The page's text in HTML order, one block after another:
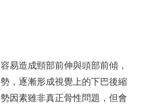
易造成頸部前伸與頭部前傾，
，逐漸形成視覺上的下巴後縮
因素雖非真正骨性問題，但會